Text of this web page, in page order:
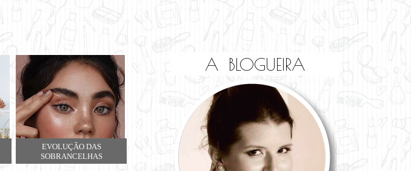
EVOLUÇÃO DAS
SOBRANCELHAS
A BLOGUEIRA